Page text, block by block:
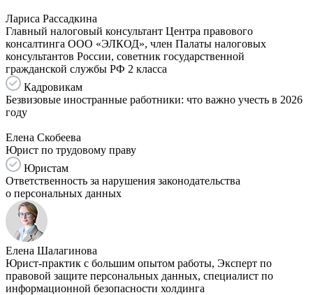
Лариса Рассадкина
Главный налоговый консультант Центра правового
консалтинга ООО «ЭЛКОД», член Палаты налоговых
консультантов России, советник государственной
гражданской службы РФ 2 класса
Кадровикам
Безвизовые иностранные работники: что важно учесть в 2026
году
Елена Скобеева
Юрист по трудовому праву
Юристам
Ответственность за нарушения законодательства
о персональных данных
Елена Шалагинова
Юрист-практик с большим опытом работы, Эксперт по
правовой защите персональных данных, специалист по
информационной безопасности холдинга